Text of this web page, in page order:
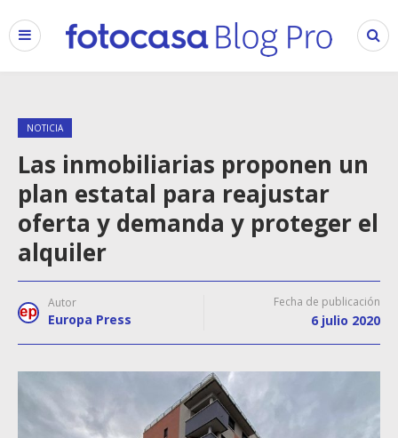
NOTICIA
Las inmobiliarias proponen un
plan estatal para reajustar
oferta y demanda y proteger el
alquiler
Autor
Europa Press
Fecha de publicación
6 julio 2020